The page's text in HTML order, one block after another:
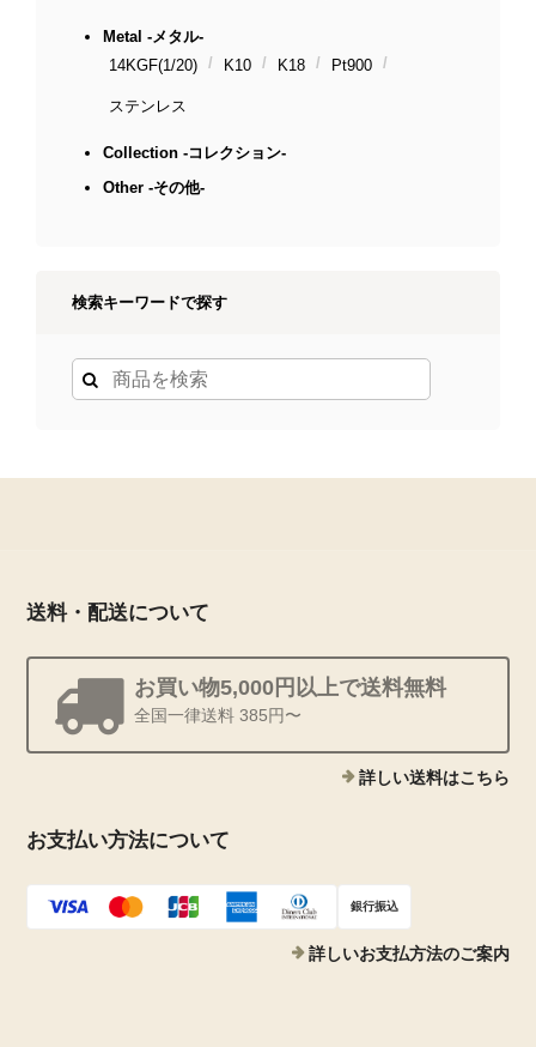
Metal -メタル-
14KGF(1/20)
K10 K18 Pt900
ステンレス
Collection -コレクション-
Other -その他-
検索キーワードで探す
送料・配送について
お買い物5,000円以上で送料無料
全国一律送料 385円〜
詳しい送料はこちら
お支払い方法について
銀行振込
詳しいお支払方法のご案内